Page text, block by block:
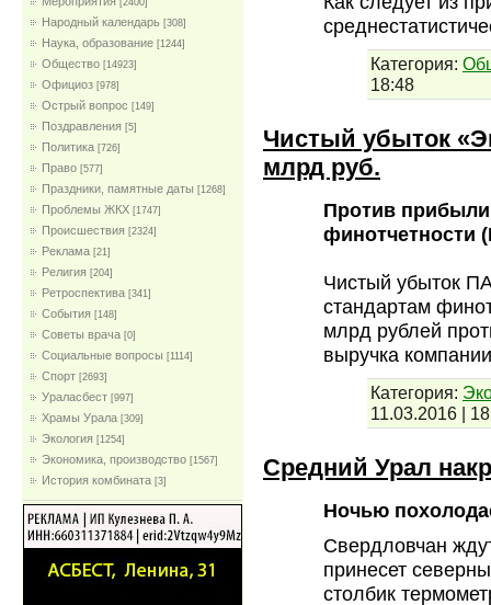
[2400]
Народный календарь [308]
Наука, образование [1244]
Общество [14923]
Официоз [978]
Острый вопрос [149]
Поздравления [5]
Политика [726]
Право [577]
Праздники, памятные даты [1268]
Проблемы ЖКХ [1747]
Проиcшествия [2324]
Реклама [21]
Религия [204]
Ретроспектива [341]
События [148]
Советы врача [0]
Социальные вопросы [1114]
Спорт [2693]
Ураласбест [997]
Храмы Урала [309]
Экология [1254]
Экономика, производство [1567]
История комбината [3]
Категория:
18:48
Чистый убыток
млрд руб.
Против
финотчетности
Чистый убыток
стандартам
млрд рублей
выручка
Категория:
11.03.2016 |
Средний Урал
Ночью
Свердловчан
принесет
столбик